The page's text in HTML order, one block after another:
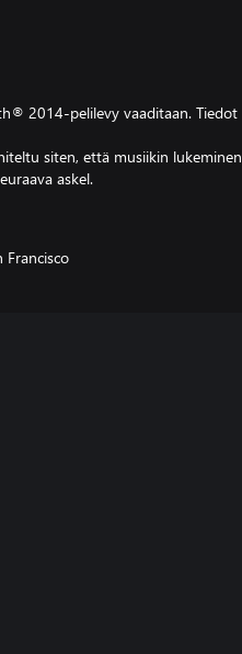
2014-pelilevy vaaditaan. Tiedot
siten, että musiikin lukeminen
askel.
Francisco